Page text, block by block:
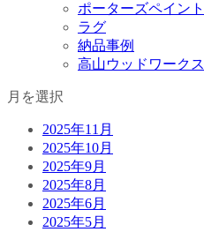
ポーターズペイント
ラグ
納品事例
高山ウッドワークス
月を選択
2025年11月
2025年10月
2025年9月
2025年8月
2025年6月
2025年5月